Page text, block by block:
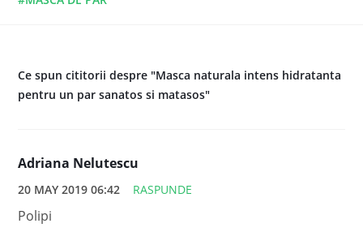
Ce spun cititorii despre "Masca naturala intens hidratanta
pentru un par sanatos si matasos"
Adriana Nelutescu
20 MAY 2019 06:42 RASPUNDE
Polipi